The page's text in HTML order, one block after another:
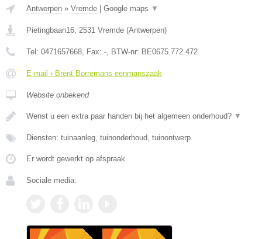
Antwerpen » Vremde Google maps ▼
Pietingbaan16 2531 Vremde (Antwerpen)
Tel: 0471657668 , Fax: - , BTW-nr: BE0675.772.472
E-mail › Brent Borremans eenmanszaak
Website onbekend
Wenst u een extra paar handen bij het algemeen onderhoud? ▼
Diensten: tuinaanleg, tuinonderhoud, tuinontwerp
Er wordt gewerkt op afspraak.
Sociale media: